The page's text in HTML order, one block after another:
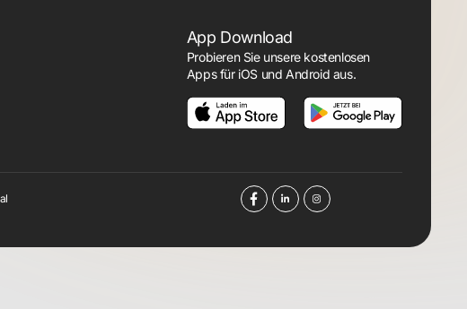
App Download
Probieren Sie unsere kostenlosen
Apps für iOS und Android aus.